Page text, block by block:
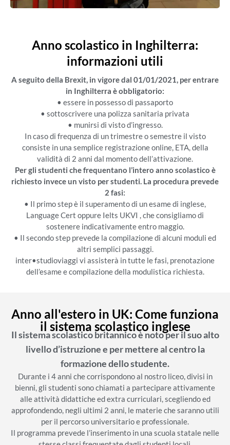
Anno scolastico in Inghilterra:
informazioni utili
A seguito della Brexit, in vigore dal 01/01/2021, per entrare
in Inghilterra è obbligatorio:
• essere in possesso di passaporto
• sottoscrivere una polizza sanitaria privata
• munirsi di visto d’ingresso.
In caso di frequenza di un trimestre o semestre il visto
consiste in una semplice registrazione online, ETA, della
validità di 2 anni dal momento dell’attivazione.
Per gli studenti che frequentano l’intero anno scolastico è
richiesto invece un visto per studenti. La procedura prevede
2 fasi:
• Il primo step è il superamento di un esame di inglese,
Language Cert oppure Ielts UKVI , che consigliamo di
sostenere indicativamente entro maggio.
• Il secondo step prevede la compilazione di alcuni moduli ed
altri semplici passaggi.
inter•studioviaggi vi assisterà in tutte le fasi, prenotazione
dell’esame e compilazione della modulistica richiesta.
Anno all'estero in UK: Come funziona
il sistema scolastico inglese
Il sistema scolastico britannico è noto per il suo alto
livello d’istruzione e per mettere al centro la
formazione dello studente.
Durante i 4 anni che corrispondono al nostro liceo, divisi in
bienni, gli studenti sono chiamati a partecipare attivamente
alle attività didattiche ed extra curriculari, scegliendo ed
approfondendo, negli ultimi 2 anni, le materie che saranno utili
per il percorso universitario e professionale.
Il programma prevede l’inserimento in una scuola statale nelle